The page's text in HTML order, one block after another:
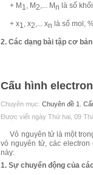
+ M1 , M2 ,... Mn là số
+ x1, x2,... xn là số mol,
2. Các dạng bài tập cơ
Cấu hình
Chuyên mục: Chuyên đề 1.
Được viết ngày Thứ hai, 09
Vỏ nguyên tử là một
vỏ nguyên tử, các
này:
1. Sự chuyển động của